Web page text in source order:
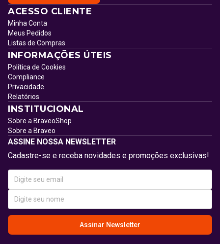
ACESSO CLIENTE
Minha Conta
Meus Pedidos
Listas de Compras
INFORMAÇÕES ÚTEIS
Política de Cookies
Compliance
Privacidade
Relatórios
INSTITUCIONAL
Sobre a BraveoShop
Sobre a Braveo
ASSINE NOSSA NEWSLETTER
Cadastre-se e receba novidades e promoções exclusivas!
Assinar Newsletter